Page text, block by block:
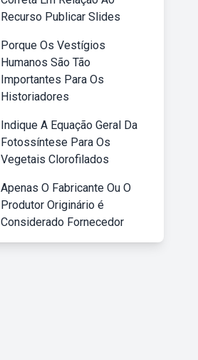
Recurso Publicar Slides
Porque Os Vestígios
Humanos São Tão
Importantes Para Os
Historiadores
Indique A Equação Geral Da
Fotossíntese Para Os
Vegetais Clorofilados
Apenas O Fabricante Ou O
Produtor Originário é
Considerado Fornecedor